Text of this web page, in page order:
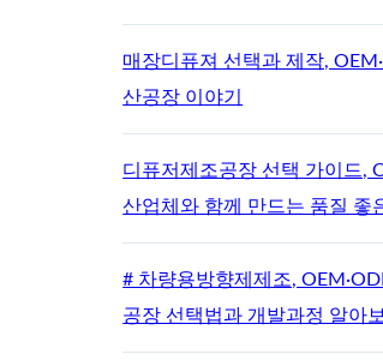
매장디퓨져 선택과 제작,
산공장 이야기
디퓨저제조공장 선택 가이드,
산업체와 함께 만드는 품질 좋
# 차량용방향제제조,
공장 선택법과 개발과정 알아보